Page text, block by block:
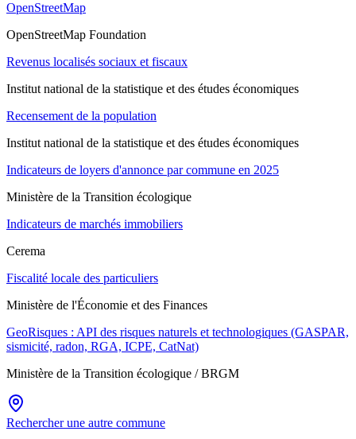
OpenStreetMap
OpenStreetMap Foundation
Revenus localisés sociaux et fiscaux
Institut national de la statistique et des études économiques
Recensement de la population
Institut national de la statistique et des études économiques
Indicateurs de loyers d'annonce par commune en 2025
Ministère de la Transition écologique
Indicateurs de marchés immobiliers
Cerema
Fiscalité locale des particuliers
Ministère de l'Économie et des Finances
GeoRisques : API des risques naturels et technologiques (GASPAR,
sismicité, radon, RGA, ICPE, CatNat)
Ministère de la Transition écologique / BRGM
Rechercher une autre commune